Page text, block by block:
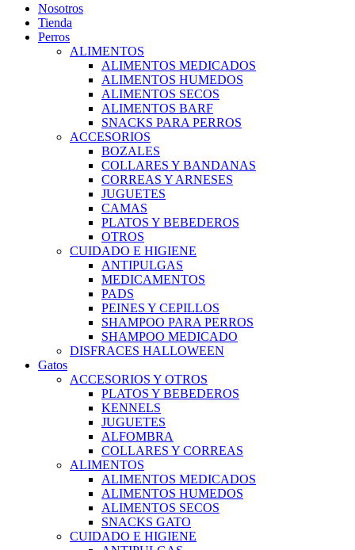
Nosotros
Tienda
Perros
ALIMENTOS
ALIMENTOS MEDICADOS
ALIMENTOS HUMEDOS
ALIMENTOS SECOS
ALIMENTOS BARF
SNACKS PARA PERROS
ACCESORIOS
BOZALES
COLLARES Y BANDANAS
CORREAS Y ARNESES
JUGUETES
CAMAS
PLATOS Y BEBEDEROS
OTROS
CUIDADO E HIGIENE
ANTIPULGAS
MEDICAMENTOS
PADS
PEINES Y CEPILLOS
SHAMPOO PARA PERROS
SHAMPOO MEDICADO
DISFRACES HALLOWEEN
Gatos
ACCESORIOS Y OTROS
PLATOS Y BEBEDEROS
KENNELS
JUGUETES
ALFOMBRA
COLLARES Y CORREAS
ALIMENTOS
ALIMENTOS MEDICADOS
ALIMENTOS HUMEDOS
ALIMENTOS SECOS
SNACKS GATO
CUIDADO E HIGIENE